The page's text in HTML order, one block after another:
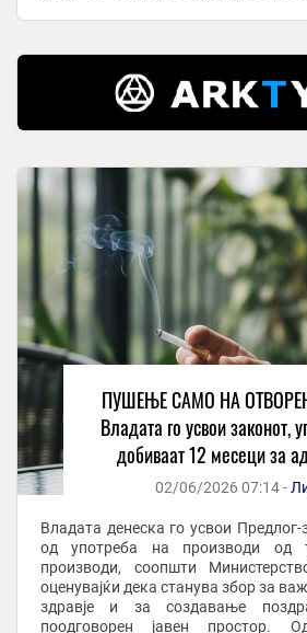
ПУШЕЊЕ САМО НА
Владата го усвои законот,
добиваат 12 месеци за
02/06/2026 07:14 -
Владата денеска го усвои
од употреба на производи од
производи, соопшти
оценувајќи дека станува збор за
здравје и за создавање
поодговорен јавен простор. Од Министерството